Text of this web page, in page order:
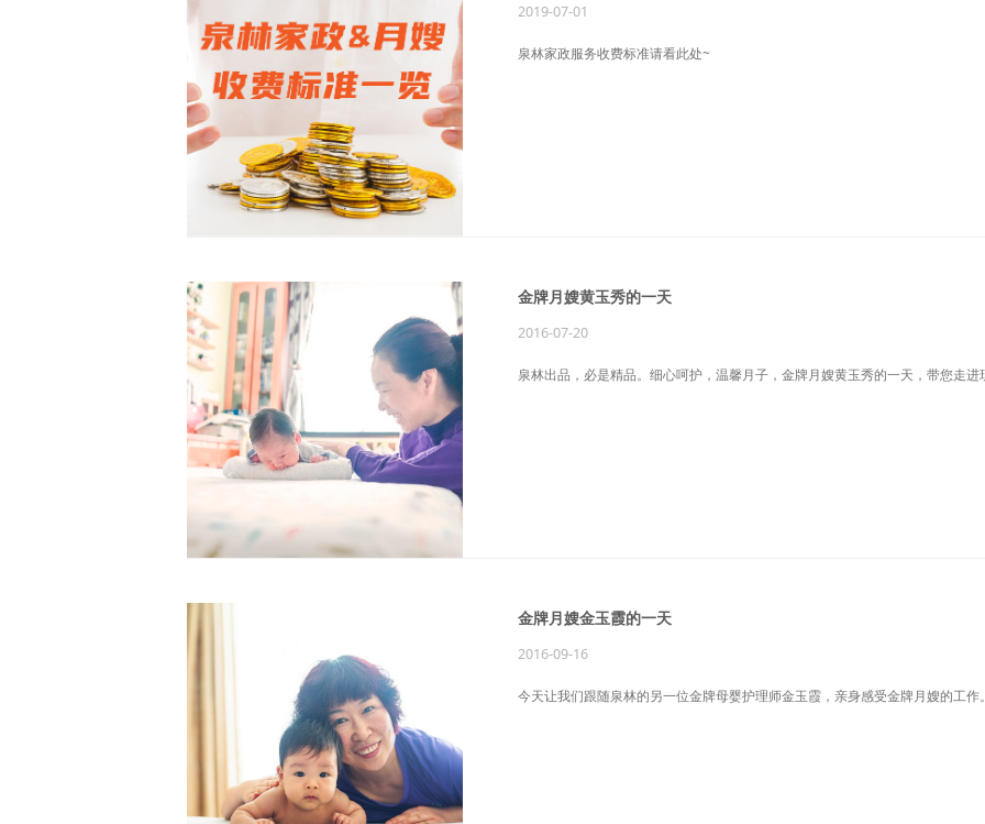
2019-07-01
泉林家政服务收费标准请看此处~
金牌月嫂黄玉秀的一天
2016-07-20
泉林出品，必是精品。细心呵护，温馨月子，金牌月嫂黄玉秀的一天，带您走进
金牌月嫂金玉霞的一天
2016-09-16
今天让我们跟随泉林的另一位金牌母婴护理师金玉霞，亲身感受金牌月嫂的工作。